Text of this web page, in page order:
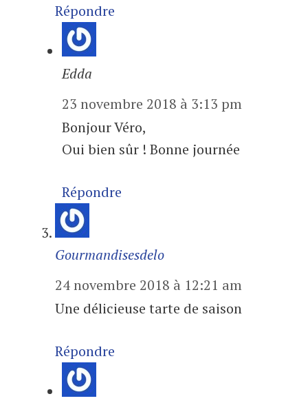
Répondre
Edda
23 novembre 2018 à 3:13 pm
Bonjour Véro,
Oui bien sûr ! Bonne journée
Répondre
Gourmandisesdelo
24 novembre 2018 à 12:21 am
Une délicieuse tarte de saison
Répondre